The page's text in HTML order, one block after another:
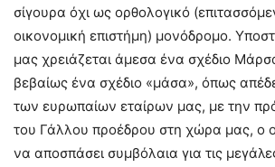
σίγουρα όχι ως ορθολογικό
οικονομική επιστήμη) μονόδρομο.
μας χρειάζεται άμεσα ένα σχέδιο
βεβαίως ένα σχέδιο «μάσα», όπως
των ευρωπαίων εταίρων μας, με την
του Γάλλου προέδρου στη χώρα μας, ο
να αποσπάσει συμβόλαια για τις